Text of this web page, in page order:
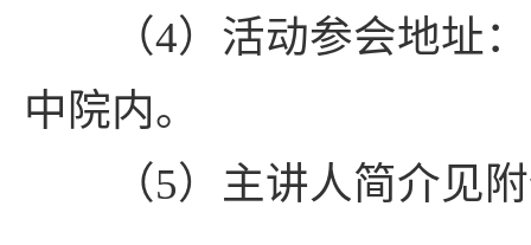
（4）活动参会地址：
中院内。
（5）主讲人简介见附